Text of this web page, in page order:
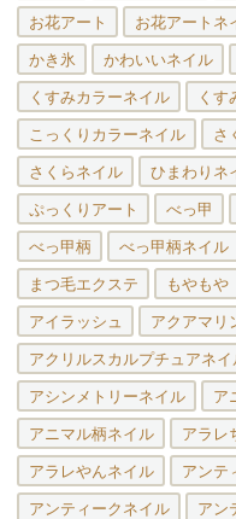
お花アート お花アートネ
かき氷 かわいいネイル
くすみカラーネイル くす
こっくりカラーネイル さ
さくらネイル ひまわりネ
ぷっくりアート べっ甲
べっ甲柄 べっ甲柄ネイル
まつ毛エクステ もやもや
アイラッシュ アクアマリ
アクリルスカルプチュアネイ
アシンメトリーネイル ア
アニマル柄ネイル アラレ
アラレやんネイル アンテ
アンティークネイル アン